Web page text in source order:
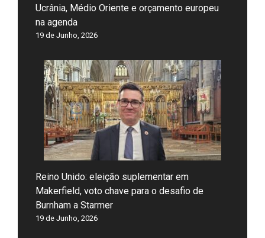
Ucrânia, Médio Oriente e orçamento europeu
na agenda
19 de Junho, 2026
Reino Unido: eleição suplementar em
Makerfield, voto chave para o desafio de
Burnham a Starmer
19 de Junho, 2026